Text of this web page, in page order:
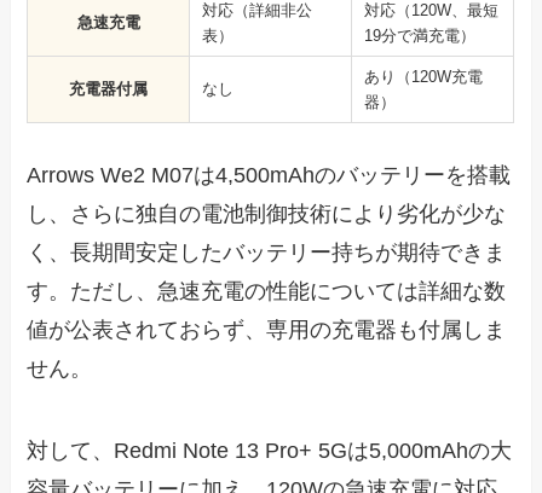
急速充電
対応（詳細非公
表）
対応（120W、最短
19分で満充電）
充電器付属 なし
あり（120W充電
器）
Arrows We2 M07は4,500mAhのバッテリーを搭載
し、さらに独自の電池制御技術により劣化が少な
く、長期間安定したバッテリー持ちが期待できま
す。ただし、急速充電の性能については詳細な数
値が公表されておらず、専用の充電器も付属しま
せん。
対して、Redmi Note 13 Pro+ 5Gは5,000mAhの大